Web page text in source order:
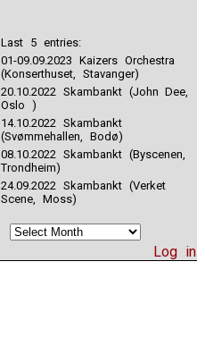
Last 5 entries:
01-09.09.2023 Kaizers Orchestra
(Konserthuset, Stavanger)
20.10.2022 Skambankt (John Dee,
Oslo )
14.10.2022 Skambankt
(Svømmehallen, Bodø)
08.10.2022 Skambankt (Byscenen,
Trondheim)
24.09.2022 Skambankt (Verket
Scene, Moss)
Log in